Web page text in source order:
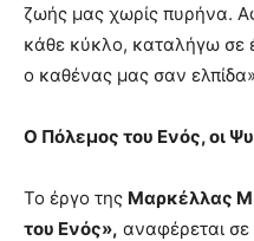
ζωής μας χωρίς πυρήνα.
κάθε κύκλο, καταλήγω σε
ο καθένας μας σαν
Ο Πόλεμος του Ενός, οι
Το έργο της Μαρκέλλας
του Ενός», αναφέρεται σε